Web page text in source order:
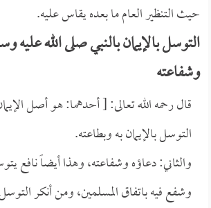
حيث التنظير العام ما بعده يقاس عليه.
التوسل بالإيمان بالنبي صلى الله عليه
وشفاعته
قال رحمه الله تعالى: [ أحدهما: هو أصل
التوسل بالإيمان به وبطاعته.
والثاني: دعاؤه وشفاعته، وهذا أيضاً نافع
وشفع فيه باتفاق المسلمين، ومن أنكر